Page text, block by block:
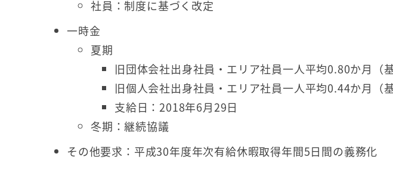
社員：制度に基づく改定
一時金
夏期
旧団体会社出身社員・エリア社員一人平均0.80か月（
旧個人会社出身社員・エリア社員一人平均0.44か月（
支給日：2018年6月29日
冬期：継続協議
その他要求：平成30年度年次有給休暇取得年間5日間の義務化